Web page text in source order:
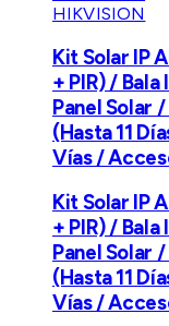
HIKVISION
Kit Solar IP
+ PIR) /
Panel Solar
(Hasta 11
Vías /
Kit Solar IP
+ PIR) /
Panel Solar
(Hasta 11
Vías /